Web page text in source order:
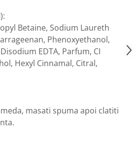
produse)
Betaine, Sodium Laureth
Phenoxyethanol,
EDTA, Parfum, CI
Hexyl Cinnamal, Citral,
masati spuma apoi clatiti